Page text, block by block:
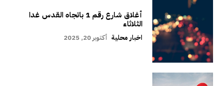
أغلاق شارع رقم 1 باتجاه القدس غدا
الثلاثاء
اخبار محلية أكتوبر 20, 2025